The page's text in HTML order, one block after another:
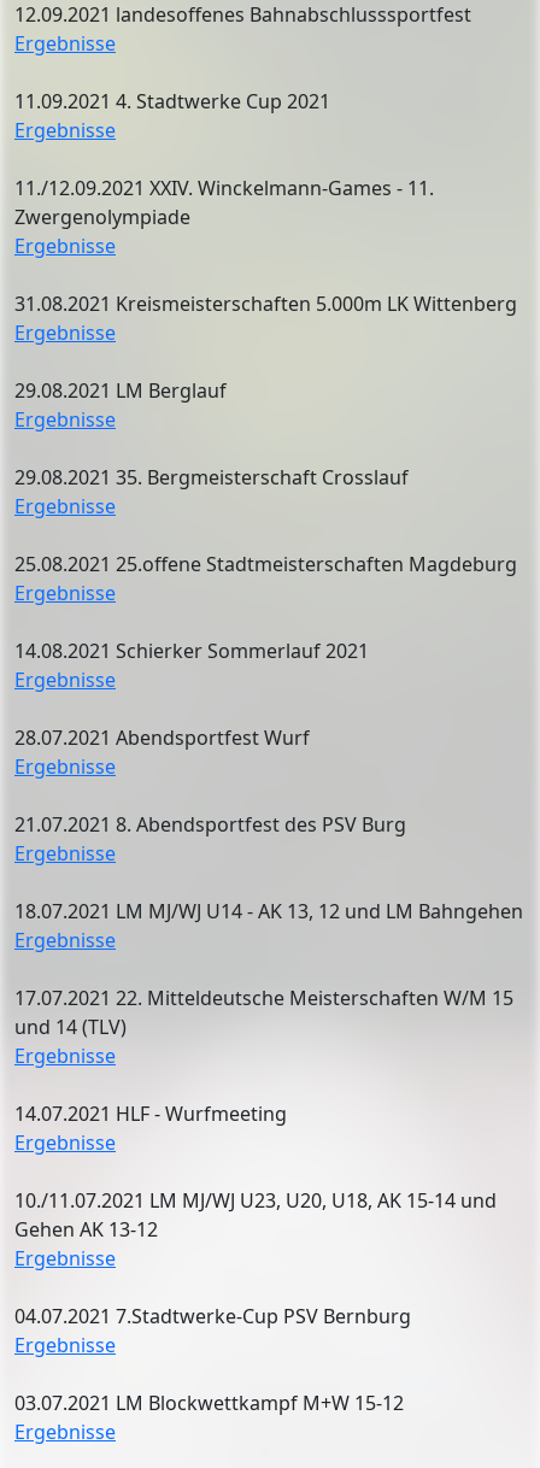
12.09.2021 landesoffenes Bahnabschlusssportfest
Ergebnisse
11.09.2021 4. Stadtwerke Cup 2021
Ergebnisse
11./12.09.2021 XXIV. Winckelmann-Games - 11.
Zwergenolympiade
Ergebnisse
31.08.2021 Kreismeisterschaften 5.000m LK Wittenberg
Ergebnisse
29.08.2021 LM Berglauf
Ergebnisse
29.08.2021 35. Bergmeisterschaft Crosslauf
Ergebnisse
25.08.2021 25.offene Stadtmeisterschaften Magdeburg
Ergebnisse
14.08.2021 Schierker Sommerlauf 2021
Ergebnisse
28.07.2021 Abendsportfest Wurf
Ergebnisse
21.07.2021 8. Abendsportfest des PSV Burg
Ergebnisse
18.07.2021 LM MJ/WJ U14 - AK 13, 12 und LM Bahngehen
Ergebnisse
17.07.2021 22. Mitteldeutsche Meisterschaften W/M 15
und 14 (TLV)
Ergebnisse
14.07.2021 HLF - Wurfmeeting
Ergebnisse
10./11.07.2021 LM MJ/WJ U23, U20, U18, AK 15-14 und
Gehen AK 13-12
Ergebnisse
04.07.2021 7.Stadtwerke-Cup PSV Bernburg
Ergebnisse
03.07.2021 LM Blockwettkampf M+W 15-12
Ergebnisse